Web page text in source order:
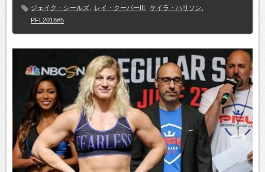
ジェイク・シールズ
レイ・クーパーIII ケイラ・ハリソン
PFL2018#5